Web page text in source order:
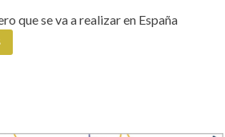
que se va a realizar en España